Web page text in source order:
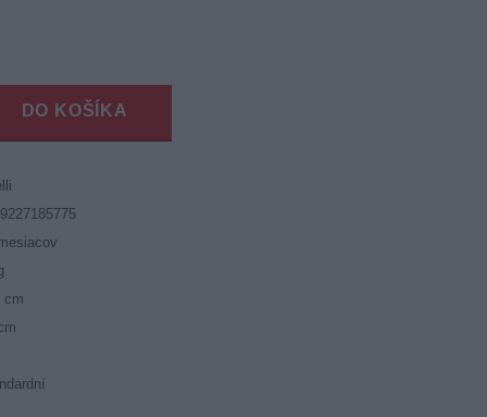
DO KOŠÍKA
cm